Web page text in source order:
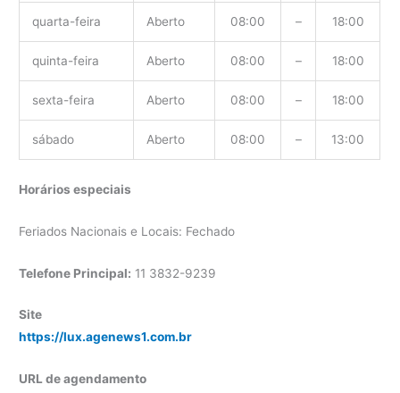
quarta-feira Aberto 08:00 – 18:00
quinta-feira Aberto 08:00 – 18:00
sexta-feira Aberto 08:00 – 18:00
sábado Aberto 08:00 – 13:00
Horários especiais
Feriados Nacionais e Locais: Fechado
Telefone Principal: 11 3832-9239
Site
https://lux.agenews1.com.br
URL de agendamento